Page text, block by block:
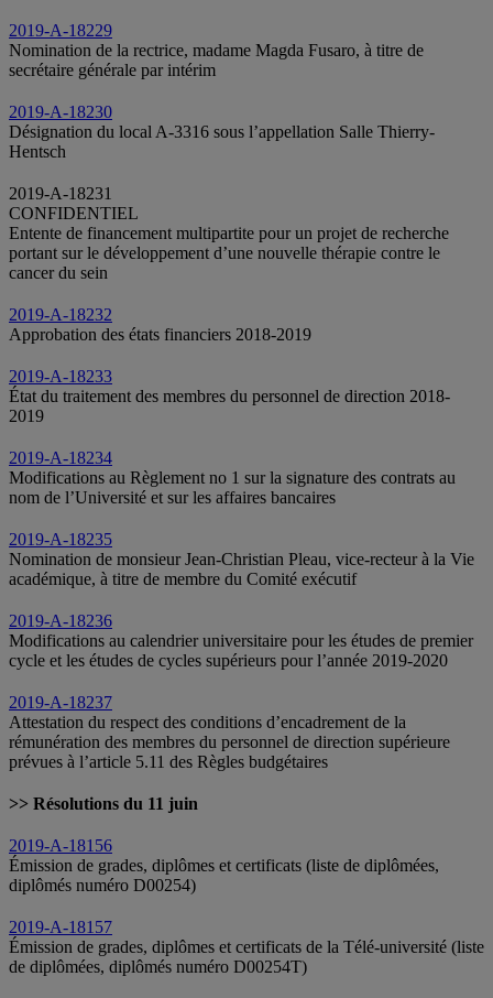
2019-A-18229
Nomination de la rectrice, madame Magda Fusaro, à titre de
secrétaire générale par intérim
2019-A-18230
Désignation du local A-3316 sous l’appellation Salle Thierry-
Hentsch
2019-A-18231
CONFIDENTIEL
Entente de financement multipartite pour un projet de recherche
portant sur le développement d’une nouvelle thérapie contre le
cancer du sein
2019-A-18232
Approbation des états financiers 2018-2019
2019-A-18233
État du traitement des membres du personnel de direction 2018-
2019
2019-A-18234
Modifications au Règlement no 1 sur la signature des contrats au
nom de l’Université et sur les affaires bancaires
2019-A-18235
Nomination de monsieur Jean-Christian Pleau, vice-recteur à la Vie
académique, à titre de membre du Comité exécutif
2019-A-18236
Modifications au calendrier universitaire pour les études de premier
cycle et les études de cycles supérieurs pour l’année 2019-2020
2019-A-18237
Attestation du respect des conditions d’encadrement de la
rémunération des membres du personnel de direction supérieure
prévues à l’article 5.11 des Règles budgétaires
>> Résolutions du 11 juin
2019-A-18156
Émission de grades, diplômes et certificats (liste de diplômées,
diplômés numéro D00254)
2019-A-18157
Émission de grades, diplômes et certificats de la Télé-université (liste
de diplômées, diplômés numéro D00254T)